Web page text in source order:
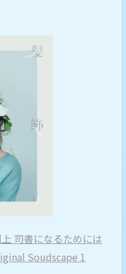
司書になるためには
Soudscape 1